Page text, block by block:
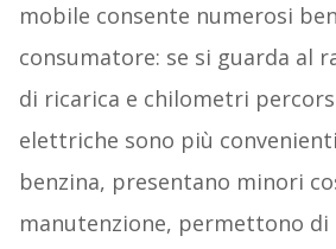
mobile consente numerosi
consumatore: se si guarda al
di ricarica e chilometri
elettriche sono più
benzina, presentano minori
manutenzione, permettono di